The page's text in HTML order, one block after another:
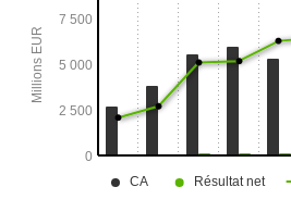
d'optimiser la création de valeur
une diversification des
par une gestion intégrée d'un
projets complémentaires aux
Construction et de l'Environnement. - Mota-Engil Mext : unité
responsable de domaines
la Production agroforestière et
à renforcer l'investissement dans